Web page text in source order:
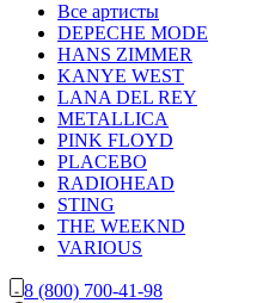
Все артисты
DEPECHE MODE
HANS ZIMMER
KANYE WEST
LANA DEL REY
METALLICA
PINK FLOYD
PLACEBO
RADIOHEAD
STING
THE WEEKND
VARIOUS
8 (800) 700-41-98